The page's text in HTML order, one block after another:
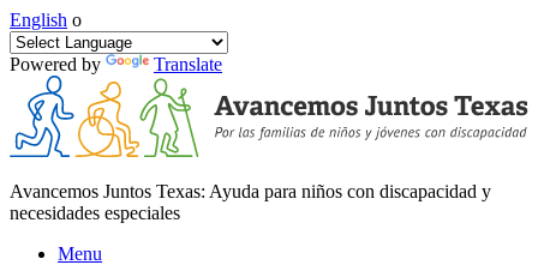
English o
Powered by Translate
Avancemos Juntos Texas: Ayuda para niños con discapacidad y
necesidades especiales
Menu